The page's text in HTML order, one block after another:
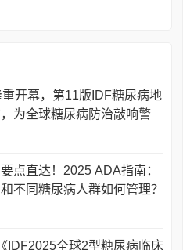
重开幕，第11版IDF糖尿病地
为全球糖尿病防治敲响警
点直达！2025 ADA指南：
不同糖尿病人群如何管理？
IDF2025全球2型糖尿病临床